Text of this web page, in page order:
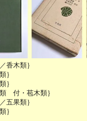
香木類｝
｝
｝
付・苞木類｝
五果類｝
｝